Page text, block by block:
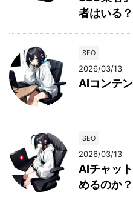
者はいる
SEO
2026/03/13
AIコンテ
SEO
2026/03/13
AIチャッ
めるのか？